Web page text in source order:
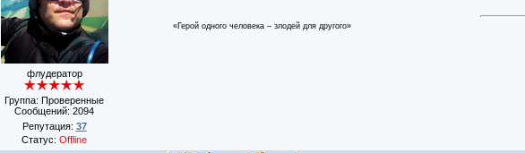
флудератор
Группа: Проверенные
Сообщений: 2094
Репутация: 37
Статус: Offline
«Герой одного человека – злодей для другого»